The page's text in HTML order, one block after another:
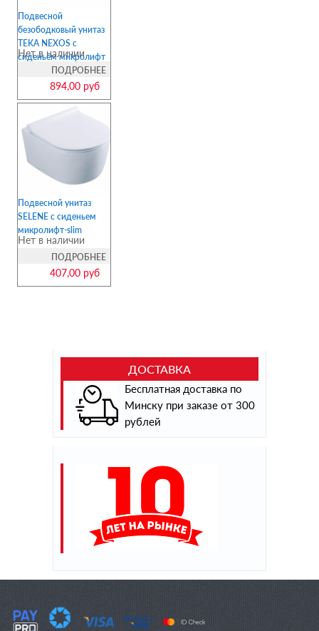
Подвесной
безободковый унитаз
TEKA NEXOS с
сиденьем микролифт
Нет в наличии
ПОДРОБНЕЕ
894,00 руб
Подвесной унитаз
SELENE с сиденьем
микролифт-slim
Нет в наличии
ПОДРОБНЕЕ
407,00 руб
ДОСТАВКА
Бесплатная доставка по
Минску при заказе от 300
рублей